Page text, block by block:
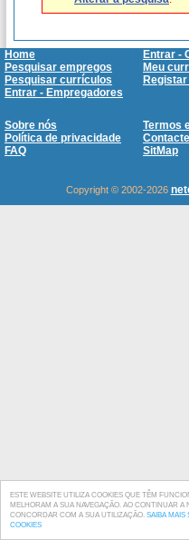
ESTE WEBSITE UTILIZA COOKIES QUE TÊM
MELHORAM A SUA NAVEGAÇÃO. AO CONTINUAR A
CONCORDAR COM A SUA UTILIZAÇÃO. SAIBA MAIS
COOKIES
Home
Entrar -
Pesquisar empregos
Meu
Pesquisar currículos
Entrar - Empregadores
Sobre nós
Termos
Política de privacidade
FAQ
SitMap
Copyright © 2002-2026